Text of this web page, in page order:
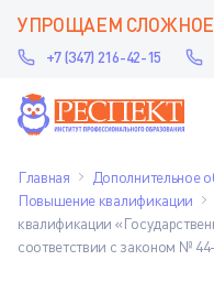
УПРОЩАЕМ СЛОЖНОЕ
+7 (347) 216-42-15
Главная Дополнительное
Повышение квалификации
квалификации
соответствии с законом №